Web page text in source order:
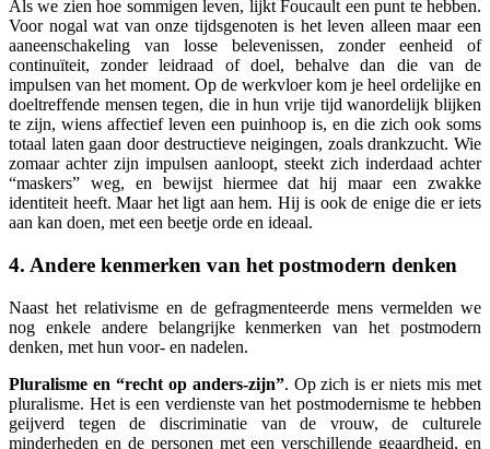
Als we zien hoe sommigen leven, lijkt Foucault een punt te hebben.
Voor nogal wat van onze tijdsgenoten is het leven alleen maar een
aaneenschakeling van losse belevenissen, zonder eenheid of
continuïteit, zonder leidraad of doel, behalve dan die van de
impulsen van het moment. Op de werkvloer kom je heel ordelijke en
doeltreffende mensen tegen, die in hun vrije tijd wanordelijk blijken
te zijn, wiens affectief leven een puinhoop is, en die zich ook soms
totaal laten gaan door destructieve neigingen, zoals drankzucht. Wie
zomaar achter zijn impulsen aanloopt, steekt zich inderdaad achter
“maskers” weg, en bewijst hiermee dat hij maar een zwakke
identiteit heeft. Maar het ligt aan hem. Hij is ook de enige die er iets
aan kan doen, met een beetje orde en ideaal.
4. Andere kenmerken van het postmodern denken
Naast het relativisme en de gefragmenteerde mens vermelden we
nog enkele andere belangrijke kenmerken van het postmodern
denken, met hun voor- en nadelen.
Pluralisme en “recht op anders-zijn”. Op zich is er niets mis met
pluralisme. Het is een verdienste van het postmodernisme te hebben
geijverd tegen de discriminatie van de vrouw, de culturele
minderheden en de personen met een verschillende geaardheid, en